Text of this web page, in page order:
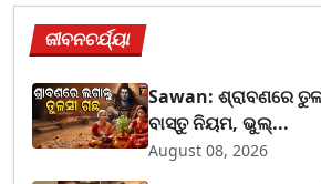
ଜୀବନଚର୍ଯ୍ୟା
Sawan: ଶ୍ରାବଣରେ
ବାସ୍ତୁ ନିୟମ, ଭୁଲ୍...
August 08, 2026